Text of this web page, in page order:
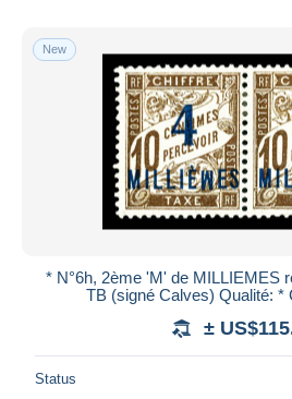
New
* N°6h, 2ème 'M' de MILLIEMES
TB (signé Calves) Qualité: *
±
Status